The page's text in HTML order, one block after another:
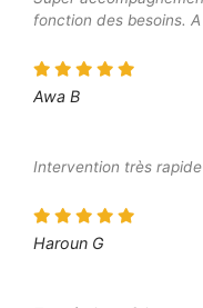
fonction des besoins.
Awa B
Intervention très
Haroun G